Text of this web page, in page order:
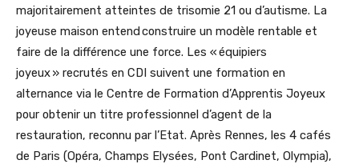
majoritairement atteintes de trisomie 21 ou d’autisme. La
joyeuse maison entend construire un modèle rentable et
faire de la différence une force. Les « équipiers
joyeux » recrutés en CDI suivent une formation en
alternance via le Centre de Formation d’Apprentis Joyeux
pour obtenir un titre professionnel d’agent de la
restauration, reconnu par l’Etat. Après Rennes, les 4 cafés
de Paris (Opéra, Champs Elysées, Pont Cardinet, Olympia),